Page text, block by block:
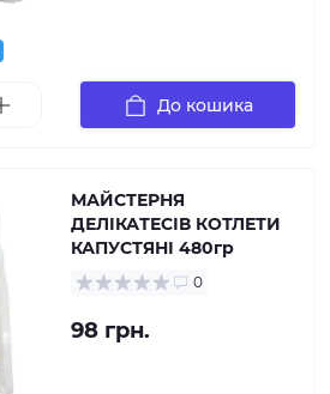
До кошика
МАЙСТЕРНЯ
ДЕЛІКАТЕСІВ КОТЛЕТИ
КАПУСТЯНІ 480гр
0
98 грн.